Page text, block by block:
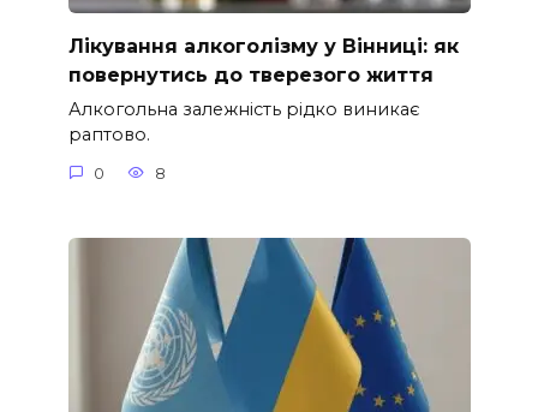
Лікування алкоголізму у Вінниці: як
повернутись до тверезого життя
Алкогольна залежність рідко виникає
раптово.
0 8